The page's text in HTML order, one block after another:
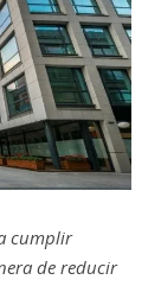
cumplir
de reducir